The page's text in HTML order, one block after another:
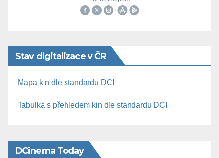
Stav digitalizace v ČR
Mapa kin dle standardu DCI
Tabulka s přehledem kin dle standardu DCI
DCinema Today